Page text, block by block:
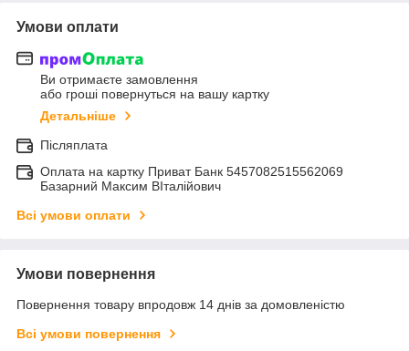
Умови оплати
Ви отримаєте замовлення
або гроші повернуться на вашу картку
Детальніше
Післяплата
Оплата на картку Приват Банк 5457082515562069
Базарний Максим ВІталійович
Всі умови оплати
Умови повернення
Повернення товару впродовж 14 днів за домовленістю
Всі умови повернення